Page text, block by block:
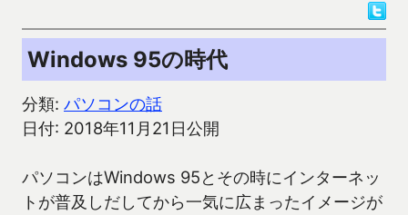
Windows 95の時代
分類: パソコンの話
日付: 2018年11月21日公開
パソコンはWindows 95とその時にインターネッ
トが普及しだしてから一気に広まったイメージが